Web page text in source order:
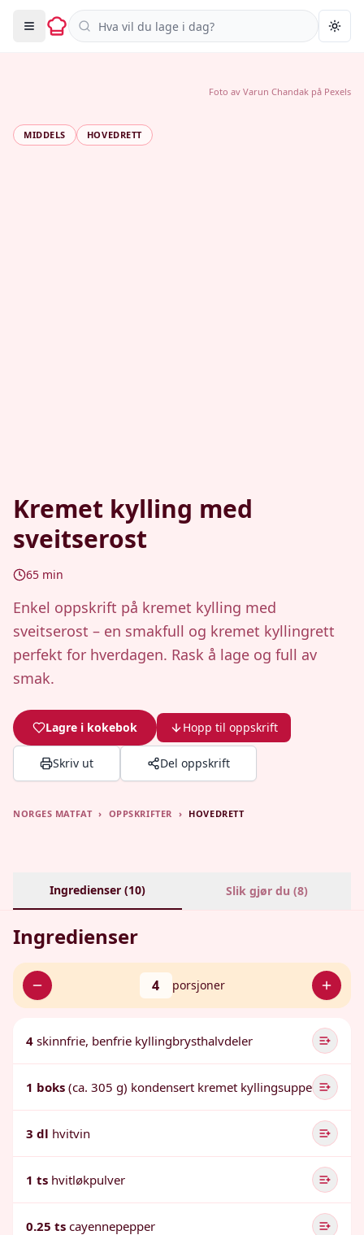
Søk i oppskrifter
MIDDELS HOVEDRETT
Kremet kylling med
sveitserost
65 min
Enkel oppskrift på kremet kylling med
sveitserost – en smakfull og kremet kyllingrett
perfekt for hverdagen. Rask å lage og full av
smak.
Lagre i kokebok Hopp til oppskrift
Skriv ut Del oppskrift
Foto av Varun Chandak på Pexels
NORGES MATFAT › OPPSKRIFTER › HOVEDRETT
Ingredienser (10) Slik gjør du (8)
Ingredienser
4 porsjoner
4 skinnfrie, benfrie kyllingbrysthalvdeler
1 boks (ca. 305 g) kondensert kremet kyllingsuppe
3 dl hvitvin
1 ts hvitløkpulver
0.25 ts cayennepepper